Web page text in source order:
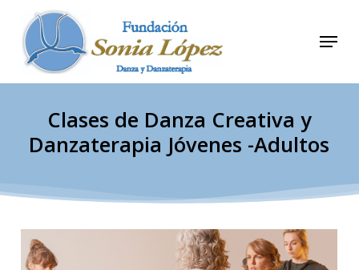
main
content
Menu
Clases de Danza Creativa y
Danzaterapia Jóvenes -Adultos
Close